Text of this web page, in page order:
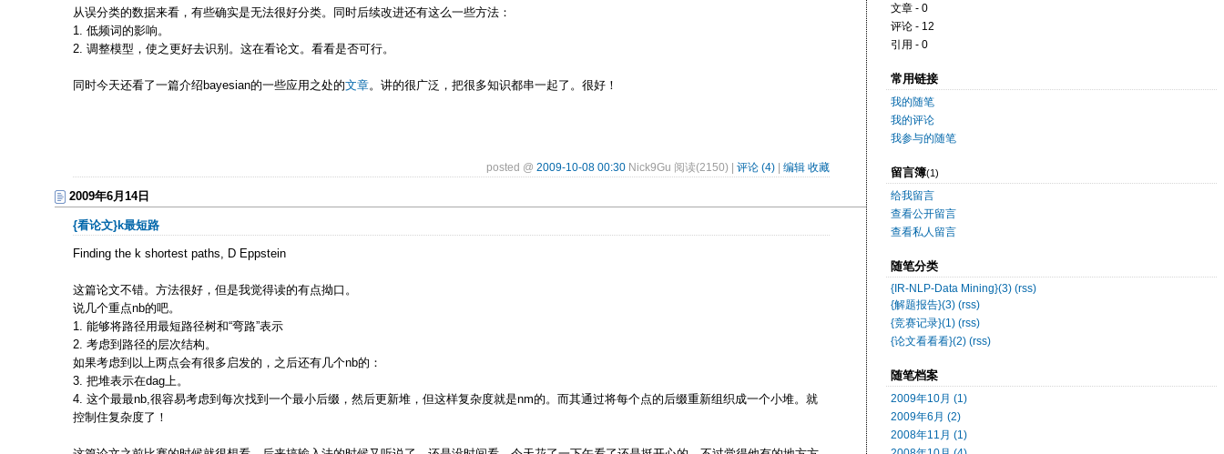
从误分类的数据来看，有些确实是无法很好分类。同时后续改进还有这么一些方法：
1. 低频词的影响。
2. 调整模型，使之更好去识别。这在看论文。看看是否可行。
同时今天还看了一篇介绍bayesian的一些应用之处的文章。讲的很广泛，把很多知识都串一起了。很好！
posted @ 2009-10-08 00:30Nick9Gu 阅读(2150) | 评论 (4)| 编辑 收藏
2009年6月14日
{看论文}k最短路
Finding the k shortest paths, D Eppstein
这篇论文不错。方法很好，但是我觉得读的有点拗口。
说几个重点nb的吧。
1. 能够将路径用最短路径树和“弯路”表示
2. 考虑到路径的层次结构。
如果考虑到以上两点会有很多启发的，之后还有几个nb的：
3. 把堆表示在dag上。
4. 这个最最nb,很容易考虑到每次找到一个最小后缀，然后更新堆，但这样复杂度就是nm的。而其通过将每个点的后缀重新组织成一个小堆。就
控制住复杂度了！
文章 - 0
评论 - 12
引用 - 0
常用链接
我的随笔
我的评论
我参与的随笔
留言簿(1)
给我留言
查看公开留言
查看私人留言
随笔分类
{IR-NLP-Data Mining}(3) (rss)
{解题报告}(3) (rss)
{竞赛记录}(1) (rss)
{论文看看看}(2) (rss)
随笔档案
2009年10月 (1)
2009年6月 (2)
2008年11月 (1)